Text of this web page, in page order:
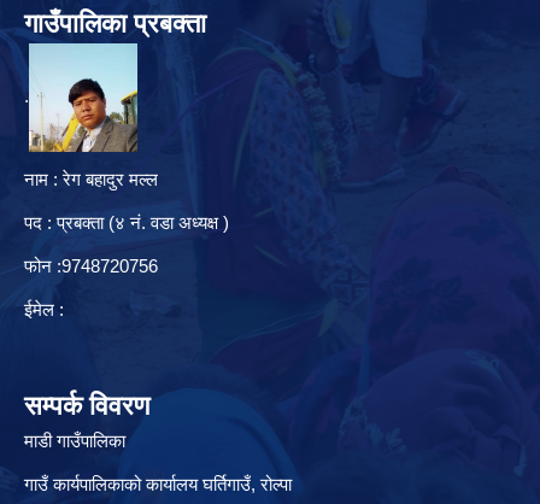
गाउँपालिका प्रबक्ता
.
नाम : रेग बहादुर मल्ल
पद : प्रबक्ता (४ नं. वडा अध्यक्ष )
फोन :9748720756
ईमेल :
सम्पर्क विवरण
माडी गाउँपालिका
गाउँ कार्यपालिकाको कार्यालय घर्तिगाउँ, रो‍‍ल्पा